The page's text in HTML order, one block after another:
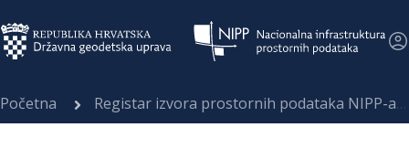
Početna Registar izvora prostornih podataka NIPP-a